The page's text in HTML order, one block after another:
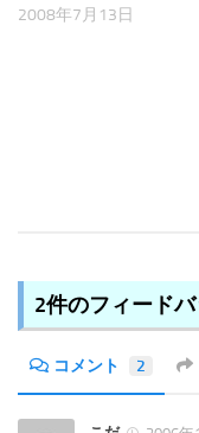
2008年7月13日
2件のフィードバ
コメント 2